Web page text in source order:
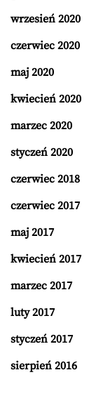
wrzesień 2020
czerwiec 2020
maj 2020
kwiecień 2020
marzec 2020
styczeń 2020
czerwiec 2018
czerwiec 2017
maj 2017
kwiecień 2017
marzec 2017
luty 2017
styczeń 2017
sierpień 2016